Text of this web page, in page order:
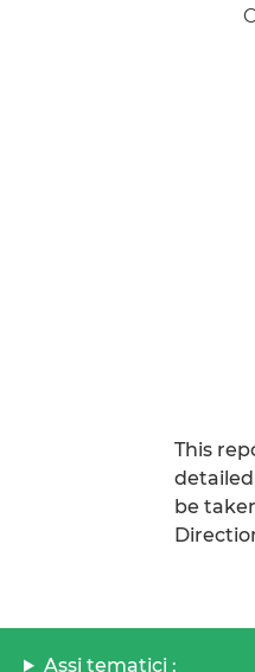
This
be
Assi tematici :